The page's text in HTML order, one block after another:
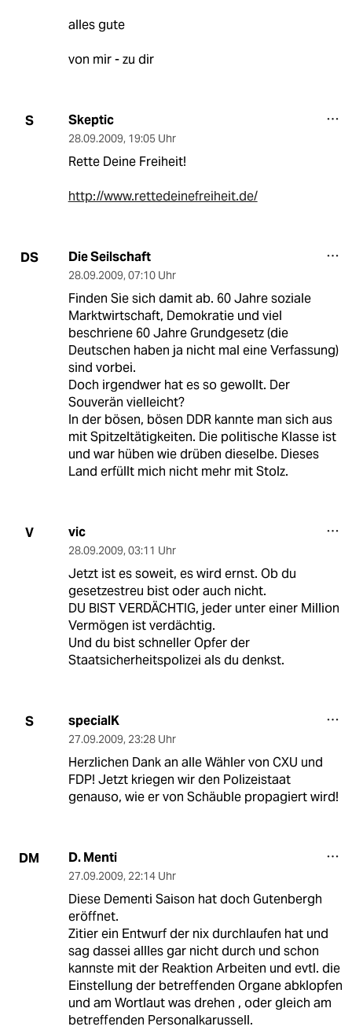
alles gute
von mir - zu dir
S Skeptic
28.09.2009, 19:05 Uhr
Rette Deine Freiheit!
http://www.rettedeinefreiheit.de/
DS Die Seilschaft
28.09.2009, 07:10 Uhr
Finden Sie sich damit ab. 60 Jahre soziale
Marktwirtschaft, Demokratie und viel
beschriene 60 Jahre Grundgesetz (die
Deutschen haben ja nicht mal eine Verfassung)
sind vorbei.
Doch irgendwer hat es so gewollt. Der
Souverän vielleicht?
In der bösen, bösen DDR kannte man sich aus
mit Spitzeltätigkeiten. Die politische Klasse ist
und war hüben wie drüben dieselbe. Dieses
Land erfüllt mich nicht mehr mit Stolz.
V vic
28.09.2009, 03:11 Uhr
Jetzt ist es soweit, es wird ernst. Ob du
gesetzestreu bist oder auch nicht.
DU BIST VERDÄCHTIG, jeder unter einer Million
Vermögen ist verdächtig.
Und du bist schneller Opfer der
Staatsicherheitspolizei als du denkst.
S specialK
27.09.2009, 23:28 Uhr
Herzlichen Dank an alle Wähler von CXU und
FDP! Jetzt kriegen wir den Polizeistaat
genauso, wie er von Schäuble propagiert wird!
DM D. Menti
27.09.2009, 22:14 Uhr
Diese Dementi Saison hat doch Gutenbergh
eröffnet.
Zitier ein Entwurf der nix durchlaufen hat und
sag dassei allles gar nicht durch und schon
kannste mit der Reaktion Arbeiten und evtl. die
Einstellung der betreffenden Organe abklopfen
und am Wortlaut was drehen , oder gleich am
betreffenden Personalkarussell.